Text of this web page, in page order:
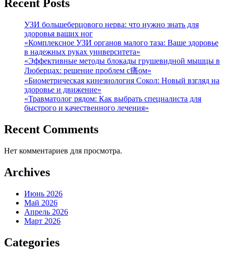
Recent Posts
УЗИ большеберцового нерва: что нужно знать для
здоровья ваших ног
«Комплексное УЗИ органов малого таза: Ваше здоровье
в надежных руках университета»
«Эффективные методы блокады грушевидной мышцы в
Люберцах: решение проблем с痛ом»
«Биометрическая кинезиология Сокол: Новый взгляд на
здоровье и движение»
«Травматолог рядом: Как выбрать специалиста для
быстрого и качественного лечения»
Recent Comments
Нет комментариев для просмотра.
Archives
Июнь 2026
Май 2026
Апрель 2026
Март 2026
Categories